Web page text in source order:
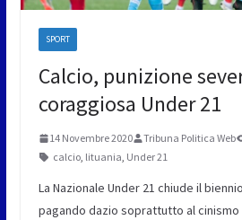
SPORT
Calcio, punizione
coraggiosa Under 21
14 Novembre 2020 Tribuna Politica Web
calcio, lituania, Under 21
La Nazionale Under 21 chiude il
pagando dazio soprattutto al cinismo